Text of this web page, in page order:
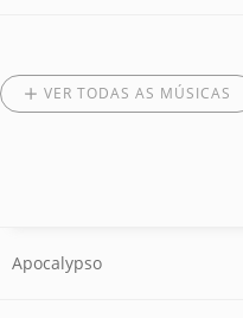
VER TODAS AS MÚSICAS
Apocalypso